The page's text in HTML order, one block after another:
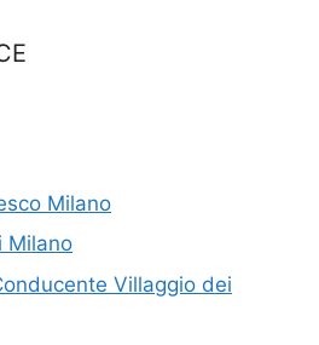
Milano
Milano
Villaggio dei